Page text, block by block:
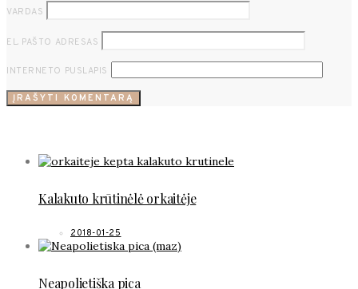
VARDAS
EL. PAŠTO ADRESAS
INTERNETO PUSLAPIS
Kalakuto krūtinėlė orkaitėje
2018-01-25
Neapolietiška pica